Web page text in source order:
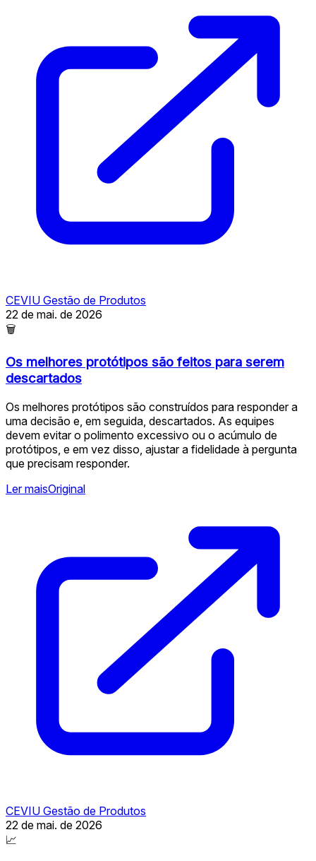
CEVIU Gestão de Produtos
22 de mai. de 2026
🗑
Os melhores protótipos são feitos para serem
descartados
Os melhores protótipos são construídos para responder a
uma decisão e, em seguida, descartados. As equipes
devem evitar o polimento excessivo ou o acúmulo de
protótipos, e em vez disso, ajustar a fidelidade à pergunta
que precisam responder.
Ler maisOriginal
CEVIU Gestão de Produtos
22 de mai. de 2026
📈